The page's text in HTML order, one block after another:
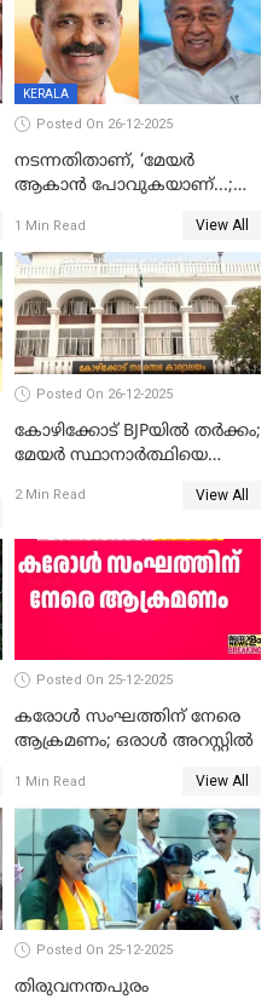
KERALA
Posted On 26-12-2025
നടന്നതിതാണ്, ‘മേയർ
ആകാൻ പോവുകയാണ്...;
മുഖ്യമന്ത്രിയുടെ ഓഫീസ്
തന്നെ വിശദീകരിയ്ക്കുന്നു;
സത്യമിതാണ്
1 Min Read View All
Posted On 26-12-2025
കോഴിക്കോട് BJPയിൽ തർക്കം;
മേയർ സ്ഥാനാർത്ഥിയെ
2 Min Read View All
Posted On 25-12-2025
കരോള്‍ സംഘത്തിന് നേരെ
ആക്രമണം; ഒരാള്‍ അറസ്റ്റില്‍
1 Min Read View All
Posted On 25-12-2025
തിരുവനന്തപുരം